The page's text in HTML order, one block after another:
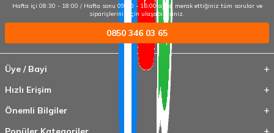
Hafta içi 08:30 - 18:00 / Hafta sonu 09:00 - 15:00 arası merak ettiğiniz tüm sorular ve
siparişleriniz için ulaşabilirsiniz.
0850 346 03 65
Üye / Bayi
Hızlı Erişim
Önemli Bilgiler